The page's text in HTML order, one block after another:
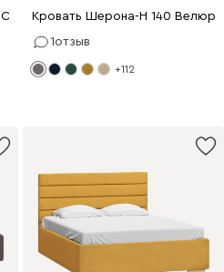
СерыйКровать Шерона-Н 140 Велюр
1отзыв
+112